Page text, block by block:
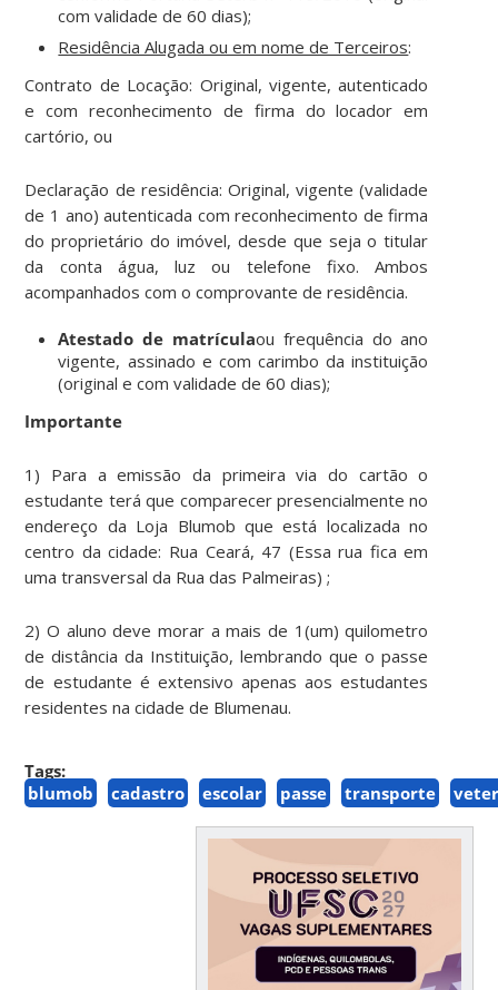
com validade de 60 dias);
Residência Alugada ou em nome de Terceiros:
Contrato de Locação: Original, vigente, autenticado
e com reconhecimento de firma do locador em
cartório, ou
Declaração de residência: Original, vigente (validade
de 1 ano) autenticada com reconhecimento de firma
do proprietário do imóvel, desde que seja o titular
da conta água, luz ou telefone fixo. Ambos
acompanhados com o comprovante de residência.
Atestado de matrículaou frequência do ano
vigente, assinado e com carimbo da instituição
(original e com validade de 60 dias);
Importante
1) Para a emissão da primeira via do cartão o
estudante terá que comparecer presencialmente no
endereço da Loja Blumob que está localizada no
centro da cidade: Rua Ceará, 47 (Essa rua fica em
uma transversal da Rua das Palmeiras) ;
2) O aluno deve morar a mais de 1(um) quilometro
de distância da Instituição, lembrando que o passe
de estudante é extensivo apenas aos estudantes
residentes na cidade de Blumenau.
Tags:
blumob
cadastro escolar passe transporte